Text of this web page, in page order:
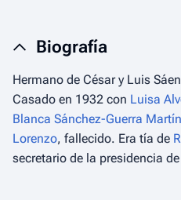
Biografía
Hermano de César y Luis
Casado en 1932 con Luisa
Blanca Sánchez-Guerra
Lorenzo, fallecido. Era tía de
secretario de la presidencia